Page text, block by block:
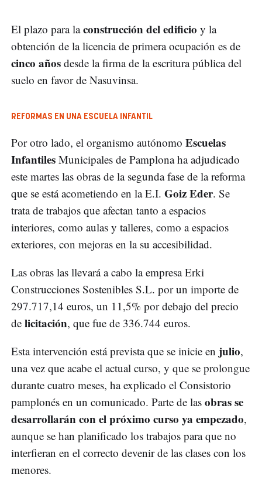
El plazo para laconstrucción del edificio y la
obtención de la licencia de primera ocupación es de
cinco años desde la firma de la escritura pública del
suelo en favor de Nasuvinsa.
REFORMAS EN UNA ESCUELA INFANTIL
Por otro lado, el organismo autónomo Escuelas
Infantiles Municipales de Pamplona ha adjudicado
este martes las obras de la segunda fase de la reforma
que se está acometiendo en la E.I. Goiz Eder. Se
trata de trabajos que afectan tanto a espacios
interiores, como aulas y talleres, como a espacios
exteriores, con mejoras en la su accesibilidad.
Las obras las llevará a cabo la empresa Erki
Construcciones Sostenibles S.L. por un importe de
297.717,14 euros, un 11,5% por debajo del precio
de licitación, que fue de 336.744 euros.
Esta intervención está prevista que se inicie en julio,
una vez que acabe el actual curso, y que se prolongue
durante cuatro meses, ha explicado el Consistorio
pamplonés en un comunicado. Parte de las obras se
desarrollarán con el próximo curso ya empezado,
aunque se han planificado los trabajos para que no
interfieran en el correcto devenir de las clases con los
menores.